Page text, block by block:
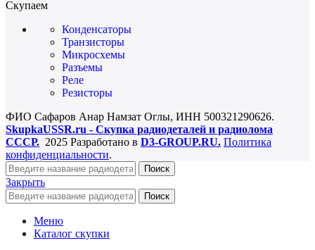
Скупаем
Конденсаторы
Транзисторы
Микросхемы
Разъемы
Реле
Резисторы
ФИО Сафаров Анар Намзат Оглы, ИНН 500321290626.
SkupkaUSSR.ru - Скупка радиодеталей и радиолома
СССР. 2025 Разработано в D3-GROUP.RU. Политика
конфиденциальности.
Поиск
Закрыть
Поиск
Меню
Каталог скупки